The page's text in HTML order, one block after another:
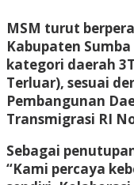
MSM turut
Kabupaten
kategori daerah
Terluar), sesuai
Pembangunan
Transmigrasi RI
Sebagai
“Kami percaya